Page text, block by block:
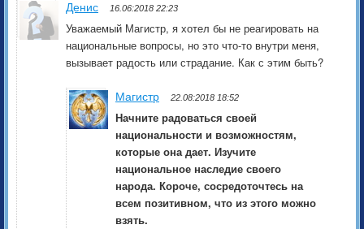
Денис 16.06:2018 22:23
Уважаемый Магистр, я хотел бы не реагировать на
национальные вопросы, но это что-то внутри меня,
вызывает радость или страдание. Как с этим быть?
Магистр 22.08:2018 18:52
Начните радоваться своей
национальности и возможностям,
которые она дает. Изучите
национальное наследие своего
народа. Короче, сосредоточтесь на
всем позитивном, что из этого можно
взять.